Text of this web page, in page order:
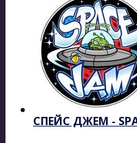
СПЕЙС ДЖЕМ -